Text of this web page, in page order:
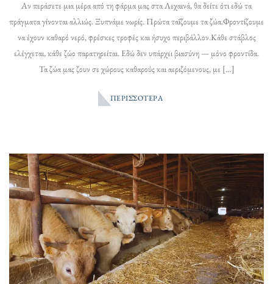
Αν περάσετε μια μέρα από τη φάρμα μας στα Λεχαινά, θα δείτε ότι εδώ τα
πράγματα γίνονται αλλιώς. Ξυπνάμε νωρίς. Πρώτα ταΐζουμε τα ζώα.Φροντίζουμε
να έχουν καθαρό νερό, φρέσκες τροφές και ήσυχο περιβάλλον.Κάθε στάβλος
ελέγχεται, κάθε ζώο παρατηρείται. Εδώ δεν υπάρχει βιασύνη — μόνο φροντίδα.
Τα ζώα μας ζουν σε χώρους καθαρούς και αεριζόμενους, με […]
ΠΕΡΙΣΣΌΤΕΡΑ